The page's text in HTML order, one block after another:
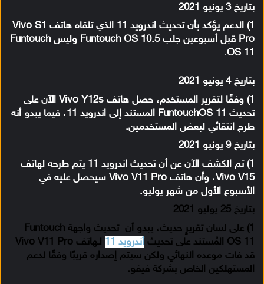
بتاريخ 3 يونيو 2021
1) الدعم يؤكد بأن تحديث اندرويد 11 الذي تلقاه هاتف Vivo S1
Pro قبل أسبوعين جلب Funtouch OS 10.5 وليس Funtouch
OS 11.
بتاريخ 4 يونيو 2021
1) وفقًا لتقرير المستخدم، حصل هاتف Vivo Y12s الآن على
تحديث FuntouchOS 11 المستند إلى اندرويد 11، فيما يبدو أنه
طرح انتقائي لبعض المستخدمين.
بتاريخ 9 يونيو 2021
1) تم الكشف الآن عن أن تحديث اندرويد 11 يتم طرحه لهاتف
Vivo V15، وأن هاتف Vivo V11 Pro سيحصل عليه في
الأسبوع الأول من شهر يوليو.
بتاريخ 25 يوليو 2021
1) على لسان تقريرٍ حديث، يبدو أن تحديث واجهة Funtouch
OS 11 المُستند على تحديث
أندرويد 11
لـهاتف Vivo V11 Pro
قد فات موعده النهائي ولكن سيتم إصداره قريبًا وفقًا لدعم
المستهلكين الخاص بشركة فيفو.